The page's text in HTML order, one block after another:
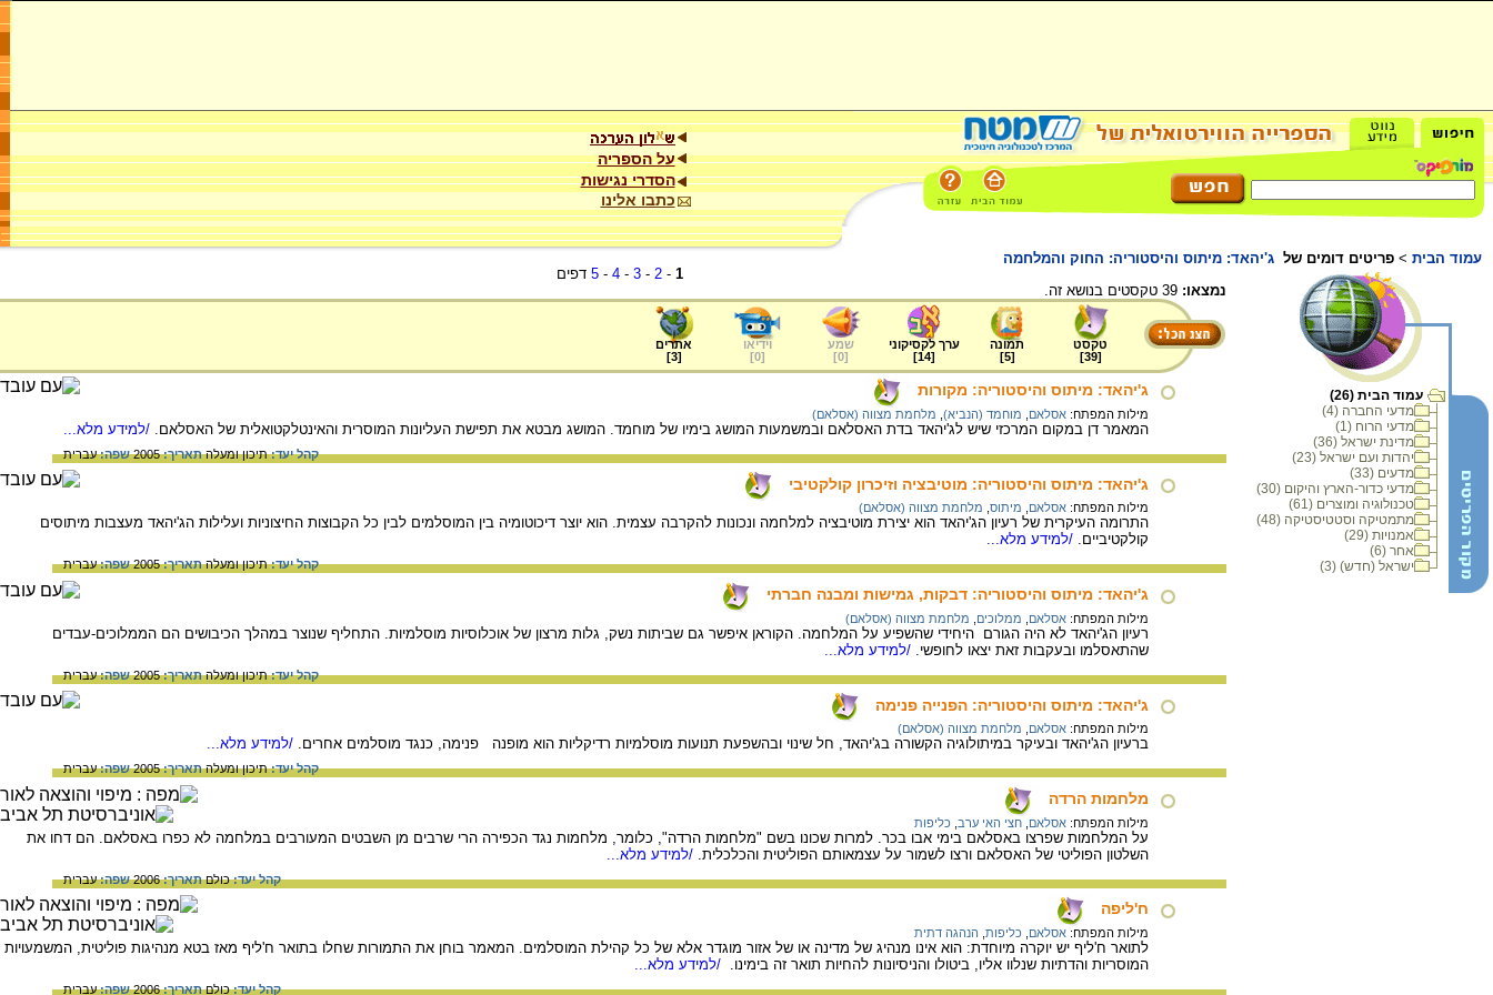
על הספריה
הסדרי נגישות
כתבו אלינו
עמוד הבית > פריטים דומים של ג'יהאד: מיתוס והיסטוריה: החוק והמלחמה
עמוד הבית (26)
מדעי החברה (4)
מדעי הרוח (1)
מדינת ישראל (36)
יהדות ועם ישראל (23)
מדעים (33)
מדעי כדור-הארץ והיקום (30)
טכנולוגיה ומוצרים (61)
מתמטיקה וסטטיסטיקה (48)
אמנויות (29)
אחר (6)
ישראל (חדש) (3)
1
-
2
-
3
-
4
-
5 דפים
נמצאו:
טקסט
[
39
]
תמונה
[
5
]
ערך לקסיקוני
[
14
]
שמע
[
0
]
וידיאו
[
0
]
אתרים
[
3
]
ג'יהאד: מיתוס והיסטוריה: מקורות
מילות המפתח: אסלאם מוחמד (הנביא) מלחמת מצווה (אסלאם)
המאמר דן במקום המרכזי שיש לג'יהאד בדת האסלאם ובמשמעות המושג בימיו של מוחמד. המושג מבטא את תפישת העליונות המוסרית והאינטלקטואלית של האסלאם. /למידע מלא...
קהל יעד:תיכון ומעלהתאריך:2005 שפה:עברית
ג'יהאד: מיתוס והיסטוריה: מוטיבציה וזיכרון קולקטיבי
מילות המפתח: אסלאם מיתוס מלחמת מצווה (אסלאם)
התרומה העיקרית של רעיון הג'יהאד הוא יצירת מוטיבציה למלחמה ונכונות להקרבה עצמית. הוא יוצר דיכוטומיה בין המוסלמים לבין כל הקבוצות החיצוניות ועלילות הג'יהאד מעצבות מיתוסים
קולקטיביים. /למידע מלא...
קהל יעד:תיכון ומעלהתאריך:2005 שפה:עברית
ג'יהאד: מיתוס והיסטוריה: דבקות, גמישות ומבנה חברתי
מילות המפתח: אסלאם ממלוכים מלחמת מצווה (אסלאם)
רעיון הג'יהאד לא היה הגורם היחידי שהשפיע על המלחמה. הקוראן איפשר גם שביתות נשק, גלות מרצון של אוכלוסיות מוסלמיות. התחליף שנוצר במהלך הכיבושים הם הממלוכים-עבדים
שהתאסלמו ובעקבות זאת יצאו לחופשי. /למידע מלא...
קהל יעד:תיכון ומעלהתאריך:2005 שפה:עברית
ג'יהאד: מיתוס והיסטוריה: הפנייה פנימה
מילות המפתח: אסלאם מלחמת מצווה (אסלאם)
ברעיון הג'יהאד ובעיקר במיתולוגיה הקשורה בג'יהאד, חל שינוי ובהשפעת תנועות מוסלמיות רדיקליות הוא מופנה פנימה, כנגד מוסלמים אחרים. /למידע מלא...
קהל יעד:תיכון ומעלהתאריך:2005 שפה:עברית
מלחמות הרדה
מילות המפתח: אסלאם חצי האי ערב כליפות
על המלחמות שפרצו באסלאם בימי אבו בכר. למרות שכונו בשם "מלחמות הרדה", כלומר, מלחמות נגד הכפירה הרי שרבים מן השבטים המעורבים במלחמה לא כפרו באסלאם. הם דחו את
השלטון הפוליטי של האסלאם ורצו לשמור על עצמאותם הפוליטית והכלכלית. /למידע מלא...
קהל יעד:כולםתאריך:2006 שפה:עברית
ח'ליפה
מילות המפתח: אסלאם כליפות הנהגה דתית
לתואר ח'ליף יש יוקרה מיוחדת: הוא אינו מנהיג של מדינה או של אזור מוגדר אלא של כל קהילת המוסלמים. המאמר בוחן את התמורות שחלו בתואר ח'ליף מאז בטא מנהיגות פוליטית, המשמעויות
המוסריות והדתיות שנלוו אליו, ביטולו והניסיונות להחיות תואר זה בימינו.
/למידע מלא...
קהל יעד:כולםתאריך:2006 שפה:עברית